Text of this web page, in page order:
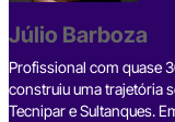
o
k
Júlio Barboza
Profissional com quase
construiu uma trajetória
Tecnipar e Sultanques.